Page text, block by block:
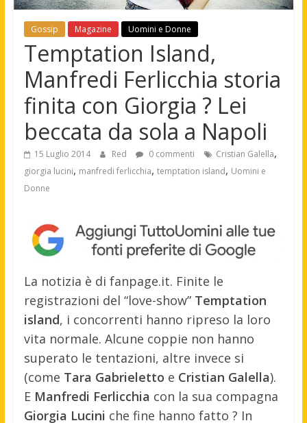
Gossip Magazine Uomini e Donne
Temptation Island,
Manfredi Ferlicchia storia
finita con Giorgia ? Lei
beccata da sola a Napoli
15 Luglio 2014 Red 0 commenti Cristian Galella,
giorgia lucini, manfredi ferlicchia, temptation island, Uomini e
Donne
La notizia è di fanpage.it. Finite le
registrazioni del “love-show” Temptation
island, i concorrenti hanno ripreso la loro
vita normale. Alcune coppie non hanno
superato le tentazioni, altre invece si
(come Tara Gabrieletto e Cristian Galella).
E Manfredi Ferlicchia con la sua compagna
Giorgia Lucini che fine hanno fatto ? In